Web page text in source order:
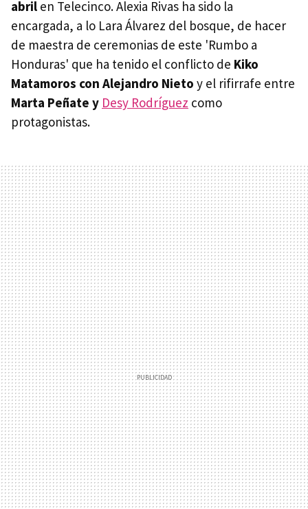
abril en Telecinco. Alexia Rivas ha sido la
encargada, a lo Lara Álvarez del bosque, de hacer
de maestra de ceremonias de este 'Rumbo a
Honduras' que ha tenido el conflicto de Kiko
Matamoros con Alejandro Nieto y el rifirrafe entre
Marta Peñate y Desy Rodríguez como
protagonistas.